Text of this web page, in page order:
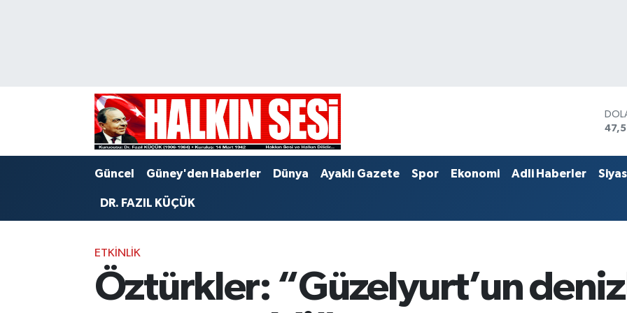
Güncel Güney'den Haberler Dünya Ayaklı Gazete Spor Ekonomi Adli Haberler
DR. FAZIL KÜÇÜK
ETKINLIK
Öztürkler: “Güzelyurt’un
Trafik Durumu
Puan Durumu ve Fikstür
Haber Arşivi